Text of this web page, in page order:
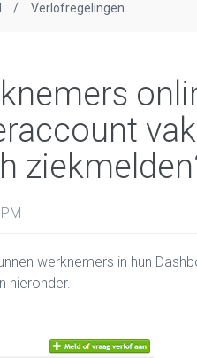
Verlofregelingen
werknemers in hun
hieronder.